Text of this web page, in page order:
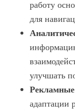
работу
для
улучшать
адаптации